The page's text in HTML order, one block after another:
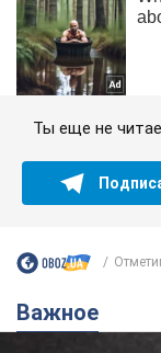
Ты еще не
Важное